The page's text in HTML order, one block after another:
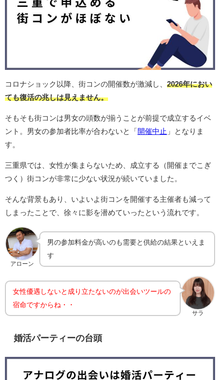
コロナショック以降、街コンの開催数が激減し、 2026年におい
ても復活の兆しは見えません。
そもそも街コンは男女の頭数が揃うことが前提で成立するイベ
ント。男女の参加者比率が合わないと「 開催中止 」となりま
す。
三重県では、女性が集まらないため、成立する（開催までこぎ
つく）街コンが非常に少ない状況が続いていました。
そんな背景もあり、いよいよ街コンを開催する主催者も減って
しまったことで、徐々に影を潜めていったという流れです。
アローン
男の参加料金が高いのも需要と供給の結果といえま
す
サラ
女性優遇しないと成り立たないのが出会いツールの
宿命ですからね・・
婚活パーティーの台頭